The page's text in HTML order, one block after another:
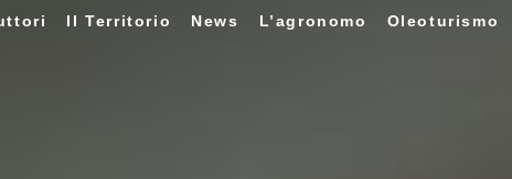
Il Territorio News L’agronomo Oleoturismo